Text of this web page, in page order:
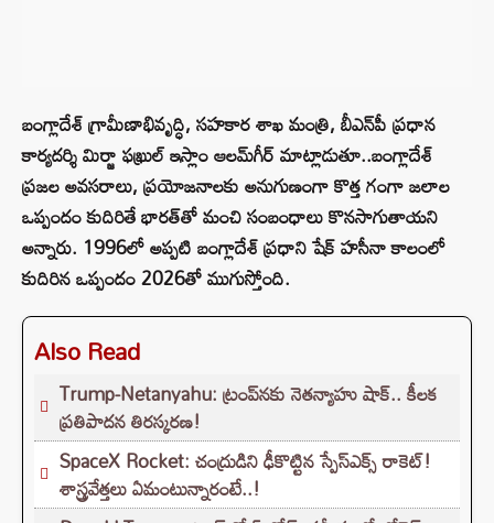
బంగ్లాదేశ్ గ్రామీణాభివృద్ధి, సహకార శాఖ మంత్రి, బీఎన్‌పీ ప్రధాన
కార్యదర్శి మిర్జా ఫఖ్రుల్ ఇస్లాం ఆలమ్‌గీర్ మాట్లాడుతూ..బంగ్లాదేశ్
ప్రజల అవసరాలు, ప్రయోజనాలకు అనుగుణంగా కొత్త గంగా జలాల
ఒప్పందం కుదిరితే భారత్‌తో మంచి సంబంధాలు కొనసాగుతాయని
అన్నారు. 1996లో అప్పటి బంగ్లాదేశ్ ప్రధాని షేక్ హసీనా కాలంలో
కుదిరిన ఒప్పందం 2026తో ముగుస్తోంది.
Also Read
Trump-Netanyahu: ట్రంప్‌నకు నెతన్యాహు షాక్.. కీలక
ప్రతిపాదన తిరస్కరణ!
SpaceX Rocket: చంద్రుడిని ఢీకొట్టిన స్పేస్‌ఎక్స్ రాకెట్!
శాస్త్రవేత్తలు ఏమంటున్నారంటే..!